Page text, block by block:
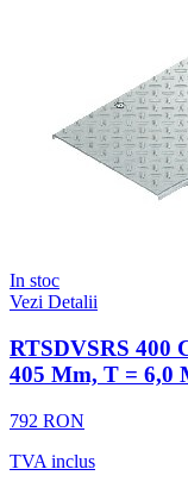
In stoc
Vezi Detalii
RTSDVSRS 400
405 Mm, T = 6,0
792 RON
TVA inclus